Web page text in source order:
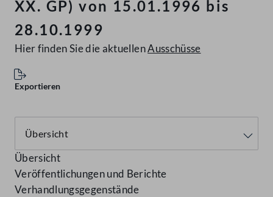
XX. GP) von 15.01.1996 bis
28.10.1999
Hier finden Sie die aktuellenAusschüsse
Exportieren
Übersicht
Veröffentlichungen und Berichte
Verhandlungsgegenstände